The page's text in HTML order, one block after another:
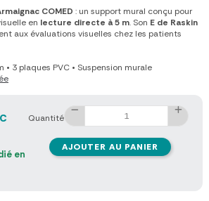
COMED : un support mural conçu pour
en lecture directe à 5 m. Son E de Raskin
aux évaluations visuelles chez les patients
• 3 plaques PVC • Suspension murale
en
Quantité
AJOUTER AU PANIER